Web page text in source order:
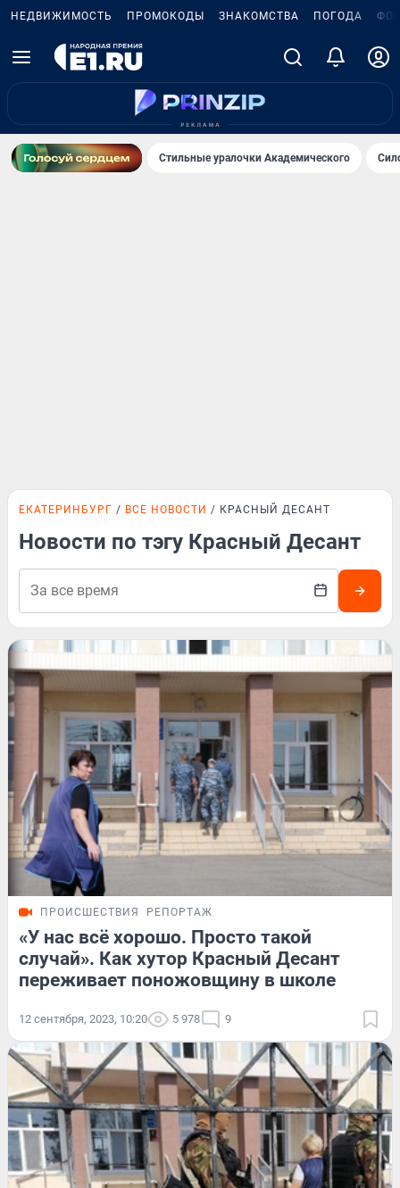
НЕДВИЖИМОСТЬ ПРОМОКОДЫ ЗНАКОМСТВА ПОГОДА
Стильные уралочки Академического
ЕКАТЕРИНБУРГ ВСЕ НОВОСТИ КРАСНЫЙ ДЕСАНТ
Новости по тэгу Красный Десант
ПРОИСШЕСТВИЯ РЕПОРТАЖ
«У нас всё хорошо. Просто такой
случай». Как хутор Красный Десант
переживает поножовщину в школе
12 сентября, 2023, 10:20 5 978 9